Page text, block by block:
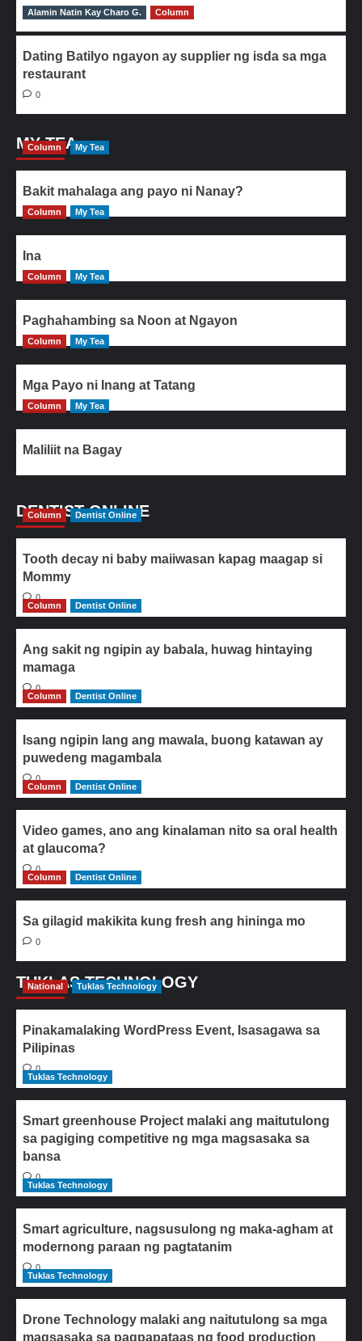
0
Alamin Natin Kay Charo G. Column
Dating Batilyo ngayon ay supplier ng isda sa mga
restaurant
0
MY TEA
Column My Tea
Bakit mahalaga ang payo ni Nanay?
Column My Tea
Ina
Column My Tea
Paghahambing sa Noon at Ngayon
Column My Tea
Mga Payo ni Inang at Tatang
Column My Tea
Maliliit na Bagay
DENTIST ONLINE
Column Dentist Online
Tooth decay ni baby maiiwasan kapag maagap si
Mommy
0
Column
Dentist Online
Ang sakit ng ngipin ay babala, huwag hintaying
mamaga
0
Column
Dentist Online
Isang ngipin lang ang mawala, buong katawan ay
puwedeng magambala
0
Column
Dentist Online
Video games, ano ang kinalaman nito sa oral health
at glaucoma?
0
Column
Dentist Online
Sa gilagid makikita kung fresh ang hininga mo
0
TUKLAS TECHNOLOGY
National Tuklas Technology
Pinakamalaking WordPress Event, Isasagawa sa
Pilipinas
0
Tuklas Technology
Smart greenhouse Project malaki ang maitutulong
sa pagiging competitive ng mga magsasaka sa
bansa
0
Tuklas Technology
Smart agriculture, nagsusulong ng maka-agham at
modernong paraan ng pagtatanim
0
Tuklas Technology
Drone Technology malaki ang naitutulong sa mga
magsasaka sa pagpapataas ng food production